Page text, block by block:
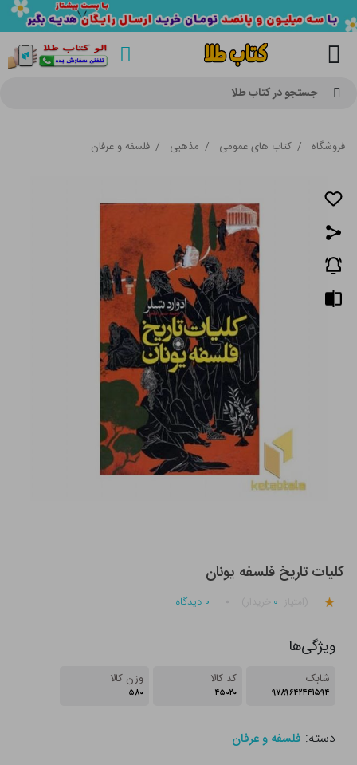
جستجو در کتاب طلا
فروشگاه / کتاب های عمومی / مذهبی / فلسفه و عرفان
کلیات تاریخ فلسفه یونان
. ۰ ۰ دیدگاه
ویژگی‌ها
شابک
۹۷۸۹۶۴۲۴۴۱۵۹۴
کد کالا
۴۵۰۲۰
وزن کالا
۵۸۰
دسته: فلسفه و عرفان